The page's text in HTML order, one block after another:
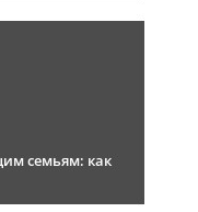
семьям: как